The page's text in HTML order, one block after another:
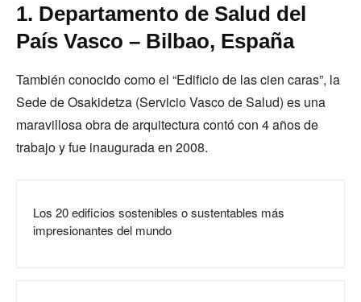
1. Departamento de Salud del
País Vasco – Bilbao, España
También conocido como el “Edificio de las cien caras”, la
Sede de Osakidetza (Servicio Vasco de Salud) es una
maravillosa obra de arquitectura contó con 4 años de
trabajo y fue inaugurada en 2008.
Los 20 edificios sostenibles o sustentables más
impresionantes del mundo